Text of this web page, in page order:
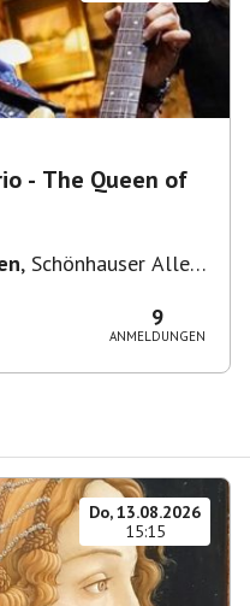
- The Queen of
, Schönhauser Allee
9
ANMELDUNGEN
Do, 13.08.2026
15:15